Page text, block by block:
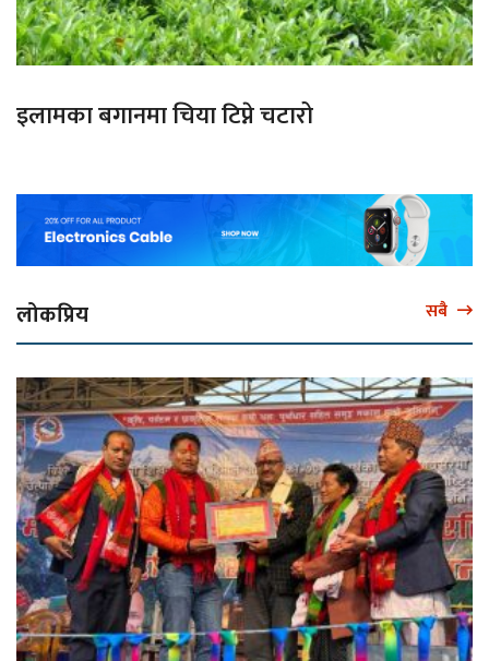
इलामका बगानमा चिया टिप्ने चटारो
लोकप्रिय सबै